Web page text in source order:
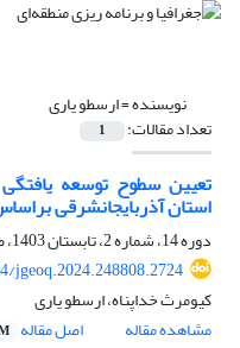
نویسنده =ارسطو یاری
تعداد مقالات: 1
تعیین سطوح توسعه
استان آذربایجانشرقی
دوره 14، شماره 2، تابستان 1403، صفحه
jgeoq.2024.248808.2724
کیومرث خداپناه، ارسطو یاری
مشاهده مقاله
اصل مقاله